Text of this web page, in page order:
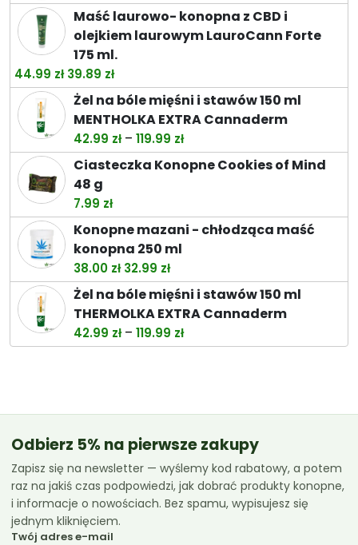
do
74.49 zł
Maść laurowo- konopna z CBD i
olejkiem laurowym LauroCann Forte
175 ml.
44.99 zł Pierwotna
cena
wynosiła:
44.99 zł.
39.89 złAktualna
cena
wynosi:
39.89 zł.
Żel na bóle mięśni i stawów 150 ml
MENTHOLKA EXTRA Cannaderm
42.99 zł – 119.99 złZakres
cen:
od
do
119.99 zł
Ciasteczka Konopne Cookies of Mind
48 g
7.99 zł
Konopne mazani - chłodząca maść
konopna 250 ml
38.00 zł Pierwotna
cena
wynosiła:
38.00 zł.
32.99 złAktualna
cena
wynosi:
32.99 zł.
Żel na bóle mięśni i stawów 150 ml
THERMOLKA EXTRA Cannaderm
42.99 zł – 119.99 złZakres
cen:
Odbierz 5% na pierwsze zakupy
Zapisz się na newsletter — wyślemy kod rabatowy, a potem
raz na jakiś czas podpowiedzi, jak dobrać produkty konopne,
i informacje o nowościach. Bez spamu, wypisujesz się
jednym kliknięciem.
Twój adres e-mail